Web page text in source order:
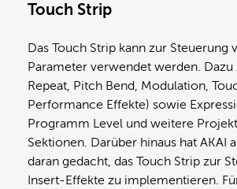
Touch Strip
Das Touch Strip kann zur Steuerung
Parameter verwendet werden. Dazu
Repeat, Pitch Bend, Modulation,
Performance Effekte) sowie
Programm Level und weitere
Sektionen. Darüber hinaus hat AKAI
daran gedacht, das Touch Strip zur
Insert-Effekte zu implementieren.